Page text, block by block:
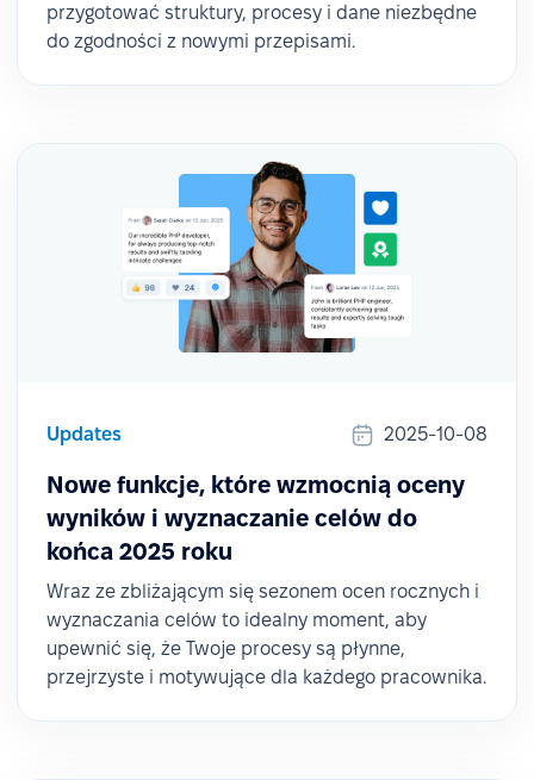
przygotować struktury, procesy i dane niezbędne
do zgodności z nowymi przepisami.
Updates 2025-10-08
Nowe funkcje, które wzmocnią oceny
wyników i wyznaczanie celów do
końca 2025 roku
Wraz ze zbliżającym się sezonem ocen rocznych i
wyznaczania celów to idealny moment, aby
upewnić się, że Twoje procesy są płynne,
przejrzyste i motywujące dla każdego pracownika.